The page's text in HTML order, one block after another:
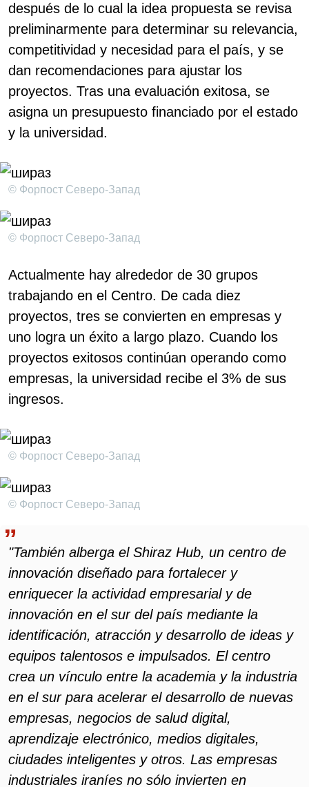
después de lo cual la idea propuesta se revisa
preliminarmente para determinar su relevancia,
competitividad y necesidad para el país, y se
dan recomendaciones para ajustar los
proyectos. Tras una evaluación exitosa, se
asigna un presupuesto financiado por el estado
y la universidad.
© Форпост Северо-Запад
© Форпост Северо-Запад
Actualmente hay alrededor de 30 grupos
trabajando en el Centro. De cada diez
proyectos, tres se convierten en empresas y
uno logra un éxito a largo plazo. Cuando los
proyectos exitosos continúan operando como
empresas, la universidad recibe el 3% de sus
ingresos.
© Форпост Северо-Запад
© Форпост Северо-Запад
"También alberga el Shiraz Hub, un centro de
innovación diseñado para fortalecer y
enriquecer la actividad empresarial y de
innovación en el sur del país mediante la
identificación, atracción y desarrollo de ideas y
equipos talentosos e impulsados. El centro
crea un vínculo entre la academia y la industria
en el sur para acelerar el desarrollo de nuevas
empresas, negocios de salud digital,
aprendizaje electrónico, medios digitales,
ciudades inteligentes y otros. Las empresas
industriales iraníes no sólo invierten en